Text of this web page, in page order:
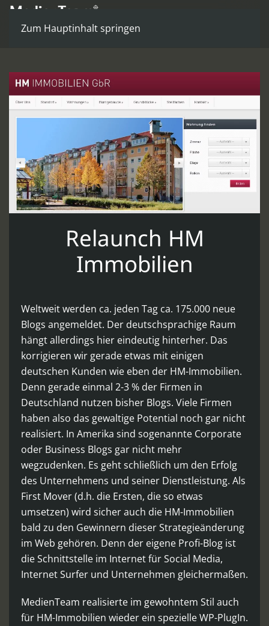
Zum Hauptinhalt springen
Relaunch HM
Immobilien
Weltweit werden ca. jeden Tag ca. 175.000 neue
Blogs angemeldet. Der deutschsprachige Raum
hängt allerdings hier eindeutig hinterher. Das
korrigieren wir gerade etwas mit einigen
deutschen Kunden wie eben der HM-Immobilien.
Denn gerade einmal 2-3 % der Firmen in
Deutschland nutzen bisher Blogs. Viele Firmen
haben also das gewaltige Potential noch gar nicht
realisiert. In Amerika sind sogenannte Corporate
oder Business Blogs gar nicht mehr
wegzudenken. Es geht schließlich um den Erfolg
des Unternehmens und seiner Dienstleistung. Als
First Mover (d.h. die Ersten, die so etwas
umsetzen) wird sicher auch die HM-Immobilien
bald zu den Gewinnern dieser Strategieänderung
im Web gehören. Denn der eigene Profi-Blog ist
die Schnittstelle im Internet für Social Media,
Internet Surfer und Unternehmen gleichermaßen.
MedienTeam realisierte im gewohntem Stil auch
für HM-Immobilien wieder ein spezielle WP-PlugIn.